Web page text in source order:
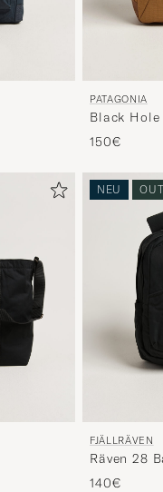
PATAGONIA
Black
Cinnamon
150€
NEU
FJÄLLRÄVEN
Räven 28
Black/Black
140€